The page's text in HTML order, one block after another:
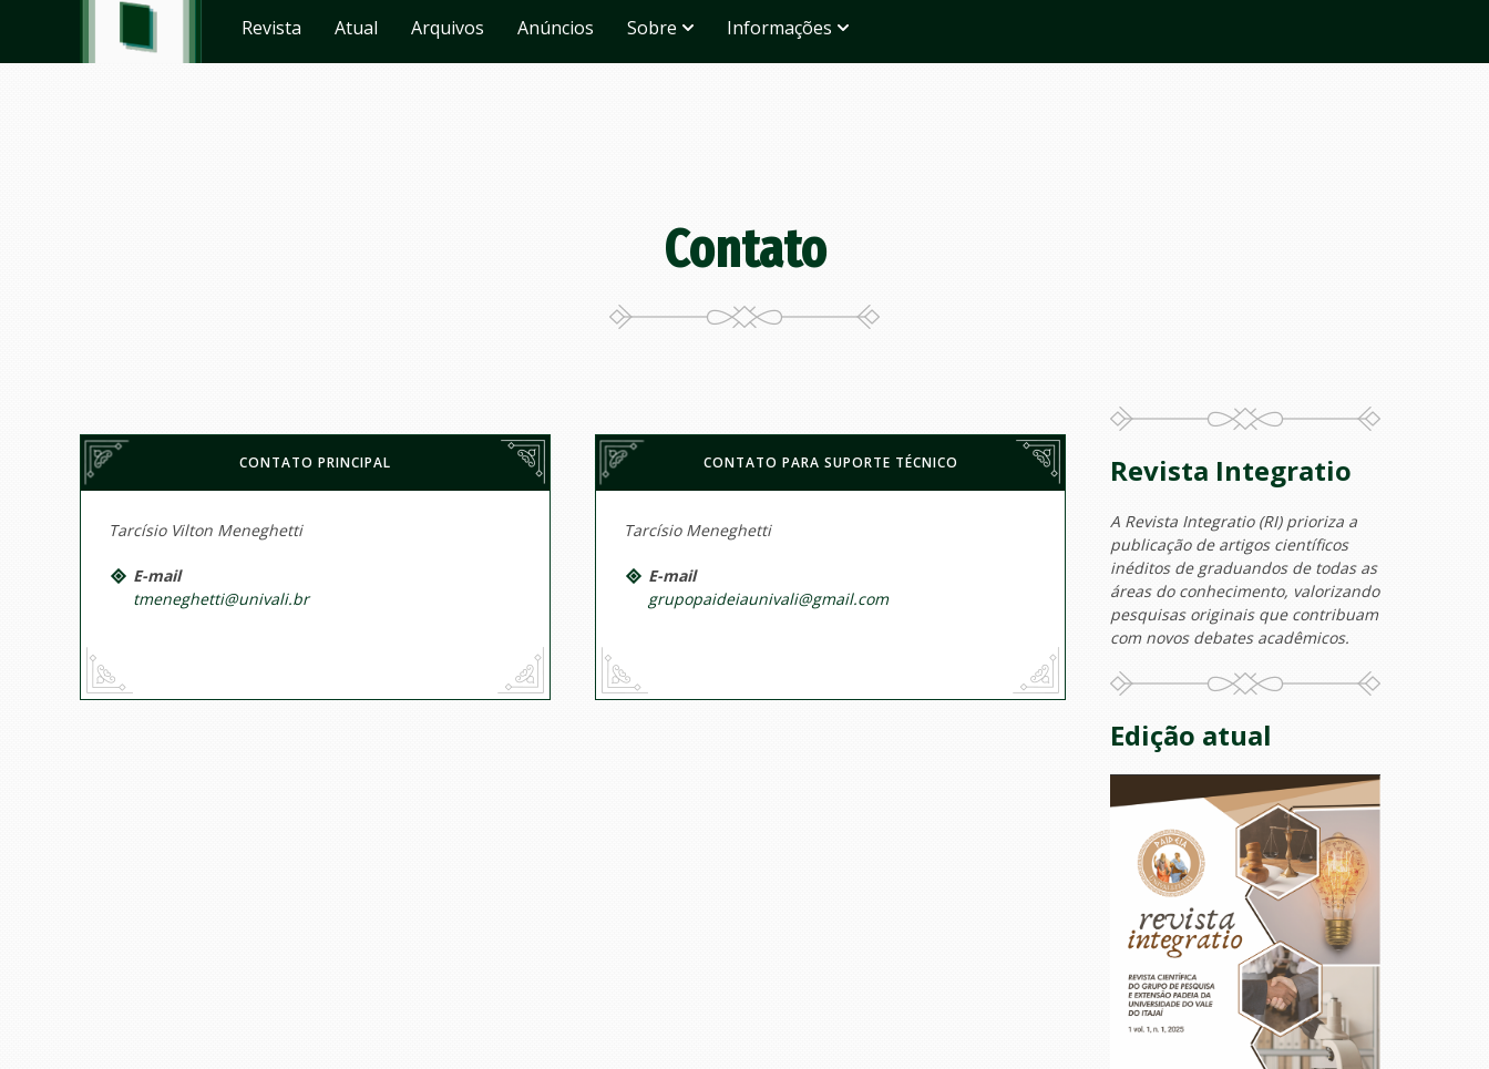
Revista Atual Arquivos Anúncios Sobre Informações
Contato
CONTATO PRINCIPAL
Tarcísio Vilton Meneghetti
E-mail
tmeneghetti@univali.br
CONTATO PARA SUPORTE TÉCNICO
Tarcísio Meneghetti
E-mail
grupopaideiaunivali@gmail.com
Revista Integratio
A Revista Integratio (RI) prioriza a
publicação de artigos científicos
inéditos de graduandos de todas as
áreas do conhecimento, valorizando
pesquisas originais que contribuam
com novos debates acadêmicos.
Edição atual